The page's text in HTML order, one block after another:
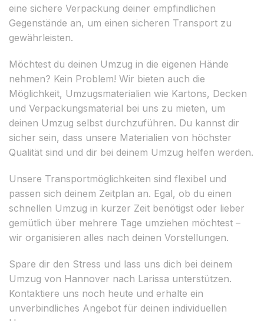
eine sichere Verpackung deiner empfindlichen
Gegenstände an, um einen sicheren Transport zu
gewährleisten.
Möchtest du deinen Umzug in die eigenen Hände
nehmen? Kein Problem! Wir bieten auch die
Möglichkeit, Umzugsmaterialien wie Kartons, Decken
und Verpackungsmaterial bei uns zu mieten, um
deinen Umzug selbst durchzuführen. Du kannst dir
sicher sein, dass unsere Materialien von höchster
Qualität sind und dir bei deinem Umzug helfen werden.
Unsere Transportmöglichkeiten sind flexibel und
passen sich deinem Zeitplan an. Egal, ob du einen
schnellen Umzug in kurzer Zeit benötigst oder lieber
gemütlich über mehrere Tage umziehen möchtest –
wir organisieren alles nach deinen Vorstellungen.
Spare dir den Stress und lass uns dich bei deinem
Umzug von Hannover nach Larissa unterstützen.
Kontaktiere uns noch heute und erhalte ein
unverbindliches Angebot für deinen individuellen